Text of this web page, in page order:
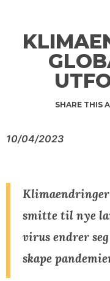
SHARE THIS
10/04/2023
smitte til nye
virus endrer
skape